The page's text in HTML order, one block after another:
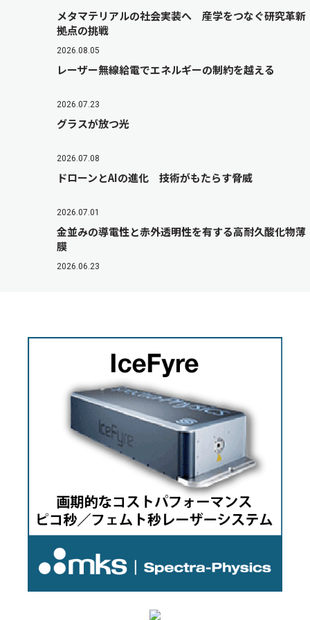
メタマテリアルの社会実装へ 産学をつなぐ研究革新
拠点の挑戦
2026.08.05
レーザー無線給電でエネルギーの制約を越える
2026.07.23
グラスが放つ光
2026.07.08
ドローンとAIの進化 技術がもたらす脅威
2026.07.01
金並みの導電性と赤外透明性を有する高耐久酸化物薄
膜
2026.06.23